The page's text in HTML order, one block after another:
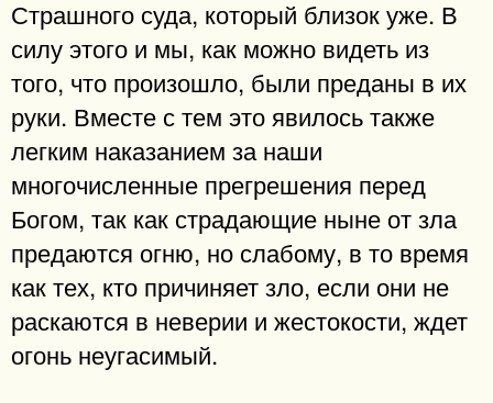
Страшного суда, который близок уже. В
силу этого и мы, как можно видеть из
того, что произошло, были преданы в их
руки. Вместе с тем это явилось также
легким наказанием за наши
многочисленные прегрешения перед
Богом, так как страдающие ныне от зла
предаются огню, но слабому, в то время
как тех, кто причиняет зло, если они не
раскаются в неверии и жестокости, ждет
огонь неугасимый.